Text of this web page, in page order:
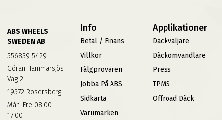
ABS WHEELS
SWEDEN AB
556839 5429
Göran Hammarsjös
Väg 2
19572 Rosersberg
Mån-Fre 08:00-
17:00
Info
Betal / Finans
Villkor
Fälgprovaren
Jobba På ABS
Sidkarta
Varumärken
Applikationer
Däckväljare
Däckomvandlare
Press
TPMS
Offroad Däck